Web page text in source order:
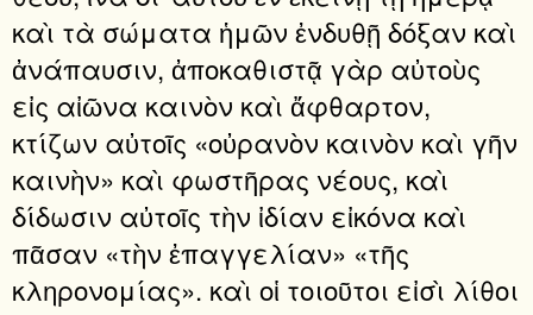
καὶ τὰ σώματα ἡμῶν ἐνδυθῇ δόξαν καὶ
ἀνάπαυσιν, ἀποκαθιστᾷ γὰρ αὐτοὺς
εἰς αἰῶνα καινὸν καὶ ἄφθαρτον,
κτίζων αὐτοῖς «οὐρανὸν καινὸν καὶ γῆν
καινὴν» καὶ φωστῆρας νέους, καὶ
δίδωσιν αὐτοῖς τὴν ἰδίαν εἰκόνα καὶ
πᾶσαν «τὴν ἐπαγγελίαν» «τῆς
κληρονομίας». καὶ οἱ τοιοῦτοι εἰσὶ λίθοι